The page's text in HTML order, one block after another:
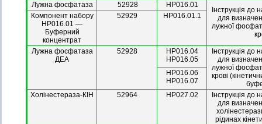
Лужна фосфатаза
52928 HP016.01
Інструкція до
для
лужної
Компонент набору
HP016.01 —
Буферний
концентрат
52929 HP016.01.1
Лужна фосфатаза
ДЕА
52928
HP016.04
HP016.05
Інструкція до
для
лужної
крові
HP016.06
HP016.07
Холінестераза-КІН
52964 HP027.02
Інструкція до
для
рідинах